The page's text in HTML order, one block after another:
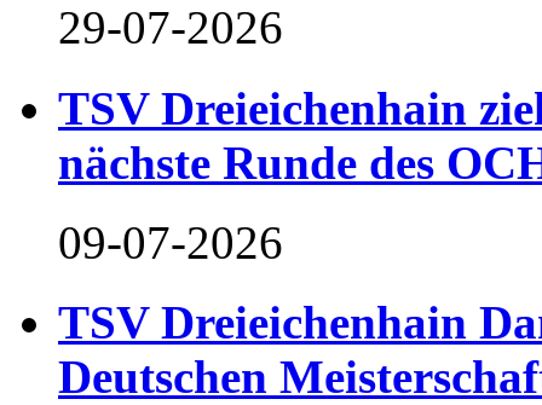
29-07-2026
TSV Dreieichenhain
nächste Runde des
09-07-2026
TSV Dreieichenhain
Deutschen